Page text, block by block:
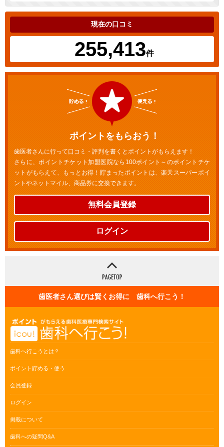
現在の口コミ
255,413件
ポイントをもらおう！
歯医者さんに行って口コミ・評判を書くとポイントがもらえます！
さらに、ポイントチケット加盟医院なら100ポイント～のポイントチケ
ットがもらえて、もっとお得！貯まったポイントは、楽天スーパーポイ
ントやネットマイル、商品券に交換できます。
無料会員登録
ログイン
歯医者さん選びは賢くお得に 歯科へ行こう！
歯科へ行こうとは？
ポイント貯める・使う
会員登録
ログイン
掲載について
歯科への疑問Q&A